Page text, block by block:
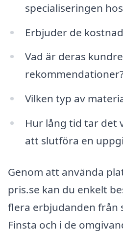
specialiseringen
Erbjuder de
Vad är deras
Vilken typ av
Hur lång tid tar det
att slutföra en
Genom att använda
pris.se kan du enkelt
flera erbjudanden från
Finsta och i de